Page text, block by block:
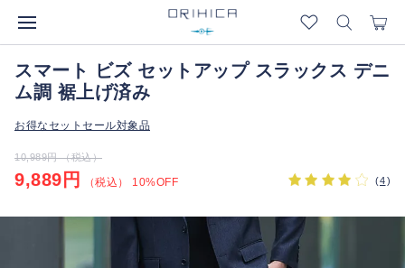
スマート ビズ セットアップ スラックス デニ
ム調 裾上げ済み
お得なセットセール対象品
10,989円 （税込）
9,889円 （税込） 10%OFF (4)